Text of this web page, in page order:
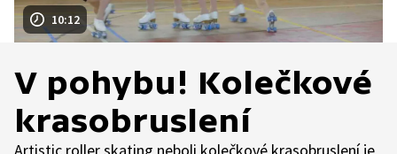
10:12
V pohybu! Kolečkové
krasobruslení